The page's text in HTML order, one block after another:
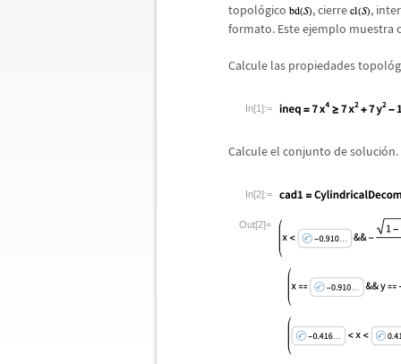
topológico , cierre
,
formato. Este ejemplo muestra c
Calcule las propiedades topoló
In[1]:=
Calcule el conjunto de solución.
In[2]:=
Out[2]=